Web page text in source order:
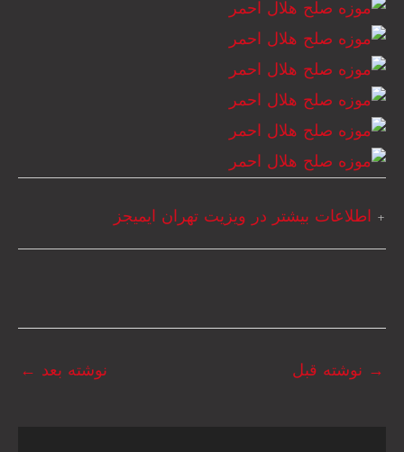
+ اطلاعات بیشتر در ویزیت تهران ایمیجز
→ نوشته قبل نوشته بعد ←